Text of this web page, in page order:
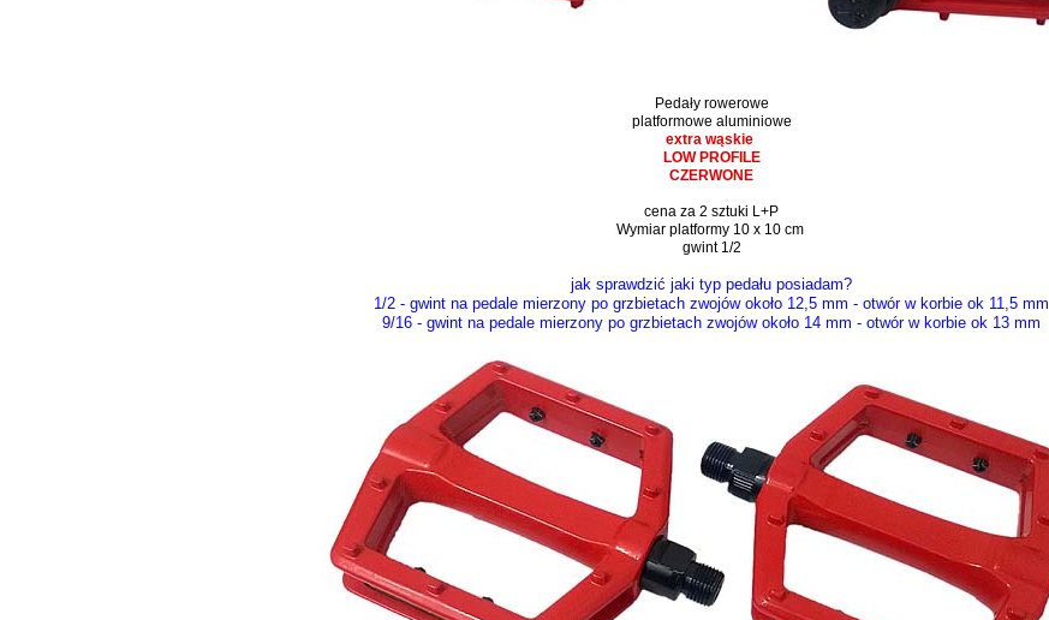
Pedały rowerowe
platformowe aluminiowe
extra wąskie
LOW PROFILE
CZERWONE
cena za 2 sztuki L+P
Wymiar platformy 10 x 10 cm
gwint 1/2
jak sprawdzić jaki typ pedału posiadam?
1/2 - gwint na pedale mierzony po grzbietach zwojów około 12,5 mm - otwór w korbie ok 11,5 mm
9/16 - gwint na pedale mierzony po grzbietach zwojów około 14 mm - otwór w korbie ok 13 mm